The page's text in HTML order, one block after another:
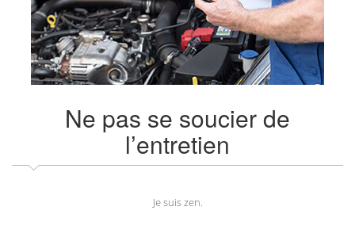
Ne pas se soucier de
l’entretien
Je suis zen.